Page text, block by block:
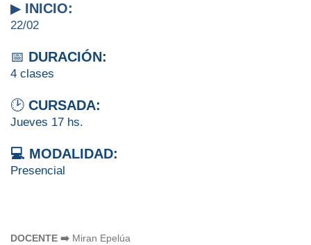
▶ INICIO:
22/02
📅 DURACIÓN:
4 clases
🕑 CURSADA:
Jueves 17 hs.
💻 MODALIDAD:
Presencial
DOCENTE ➡️ Miran Epelúa